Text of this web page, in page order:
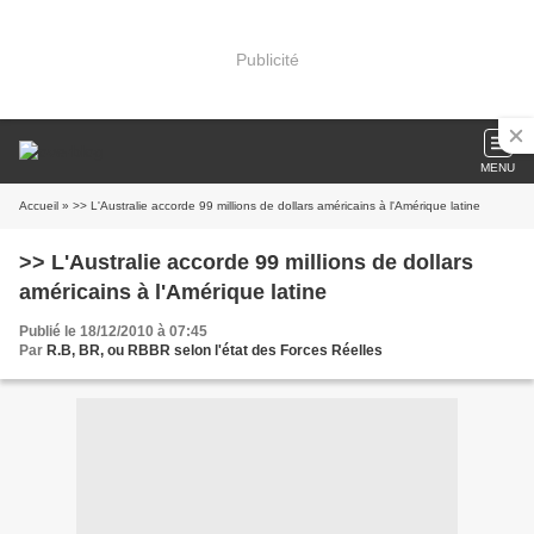
Publicité
MENU
Accueil » >> L'Australie accorde 99 millions de dollars américains à l'Amérique latine
>> L'Australie accorde 99 millions de dollars
américains à l'Amérique latine
Publié le 18/12/2010 à 07:45
Par R.B, BR, ou RBBR selon l'état des Forces Réelles